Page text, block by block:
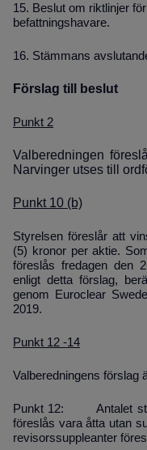
15. Beslut om riktlinjer
befattningshavare.
16. Stämmans
Förslag till beslut
Punkt 2
Valberedningen
Narvinger utses till
Punkt 10 (b)
Styrelsen föreslår att
(5) kronor per aktie.
föreslås fredagen den
enligt detta förslag,
genom Euroclear
2019.
Punkt 12 -14
Valberedningens förslag
Punkt 12: Antalet
föreslås vara åtta utan
revisorssuppleanter